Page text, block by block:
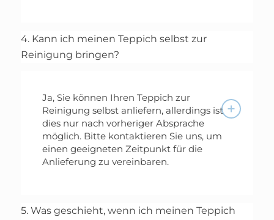
4. Kann ich meinen Teppich selbst zur
Reinigung bringen?
Ja, Sie können Ihren Teppich zur
Reinigung selbst anliefern, allerdings ist
dies nur nach vorheriger Absprache
möglich. Bitte kontaktieren Sie uns, um
einen geeigneten Zeitpunkt für die
Anlieferung zu vereinbaren.
5. Was geschieht, wenn ich meinen Teppich